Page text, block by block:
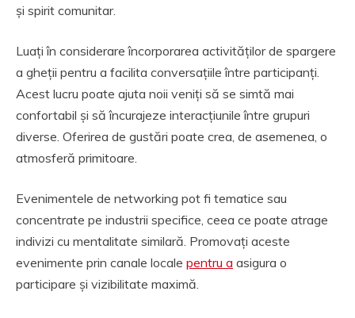
și spirit comunitar.
Luați în considerare încorporarea activităților de spargere
a gheții pentru a facilita conversațiile între participanți.
Acest lucru poate ajuta noii veniți să se simtă mai
confortabil și să încurajeze interacțiunile între grupuri
diverse. Oferirea de gustări poate crea, de asemenea, o
atmosferă primitoare.
Evenimentele de networking pot fi tematice sau
concentrate pe industrii specifice, ceea ce poate atrage
indivizi cu mentalitate similară. Promovați aceste
evenimente prin canale locale pentru a asigura o
participare și vizibilitate maximă.